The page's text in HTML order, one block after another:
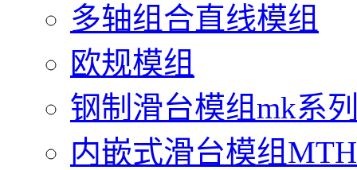
多轴组合直线模组
欧规模组
钢制滑台模组mk系
内嵌式滑台模组